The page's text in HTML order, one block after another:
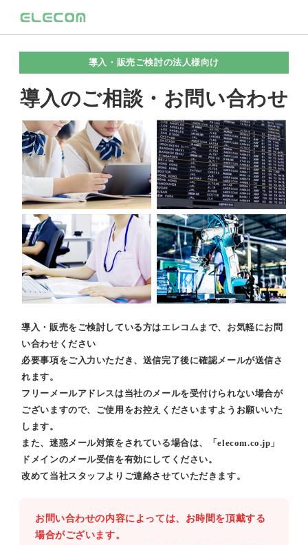
導入・販売ご検討の法人様向け
導入のご相談・お問い合わせ
導入・販売をご検討している方はエレコムまで、お気軽にお問
い合わせください
必要事項をご入力いただき、送信完了後に確認メールが送信さ
れます。
フリーメールアドレスは当社のメールを受付けられない場合が
ございますので、ご使用をお控えくださいますようお願いいた
します。
また、迷惑メール対策をされている場合は、「elecom.co.jp」
ドメインのメール受信を有効にしてください。
改めて当社スタッフよりご連絡させていただきます。
お問い合わせの内容によっては、お時間を頂戴する
場合がございます。